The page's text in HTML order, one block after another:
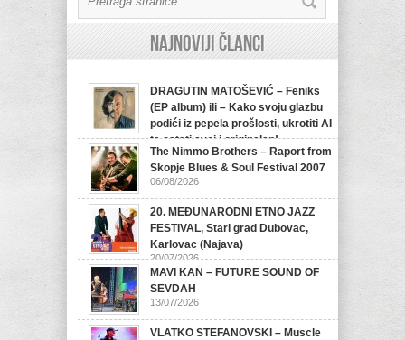
Najnoviji članci
DRAGUTIN MATOŠEVIĆ – Feniks
(EP album) ili – Kako svoju glazbu
podići iz pepela prošlosti, ukrotiti AI
te ostati svoj i originalan!
07/08/2026
The Nimmo Brothers – Raport from
Skopje Blues & Soul Festival 2007
06/08/2026
20. MEĐUNARODNI ETNO JAZZ
FESTIVAL, Stari grad Dubovac,
Karlovac (Najava)
20/07/2026
MAVI KAN – FUTURE SOUND OF
SEVDAH
13/07/2026
VLATKO STEFANOVSKI – Muscle